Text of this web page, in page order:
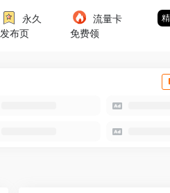
永久
发布页
流量卡
免费领